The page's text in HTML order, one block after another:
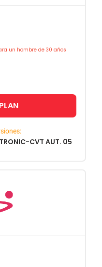
un hombre de 30 años
CVT AUT. 05